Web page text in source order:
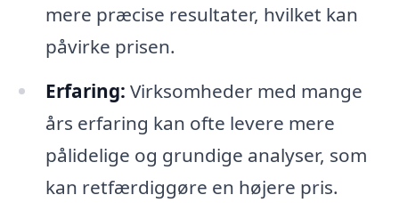
mere præcise resultater, hvilket kan
påvirke prisen.
Erfaring: Virksomheder med mange
års erfaring kan ofte levere mere
pålidelige og grundige analyser, som
kan retfærdiggøre en højere pris.